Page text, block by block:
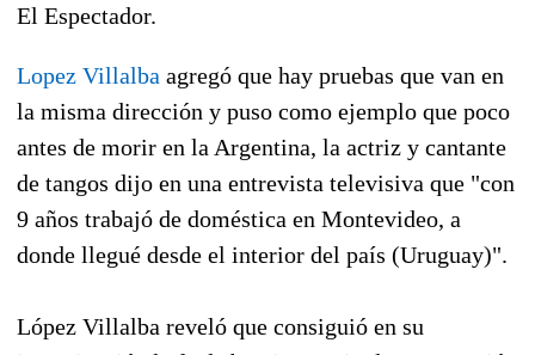
El Espectador.
Lopez Villalba agregó que hay pruebas que van en
la misma dirección y puso como ejemplo que poco
antes de morir en la Argentina, la actriz y cantante
de tangos dijo en una entrevista televisiva que "con
9 años trabajó de doméstica en Montevideo, a
donde llegué desde el interior del país (Uruguay)".
López Villalba reveló que consiguió en su